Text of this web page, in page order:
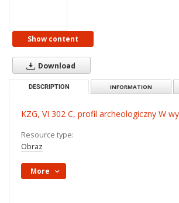
Show content
Download
DESCRIPTION INFORMATION
KZG, VI 302 C, profil archeologiczny W
Resource type:
Obraz
More